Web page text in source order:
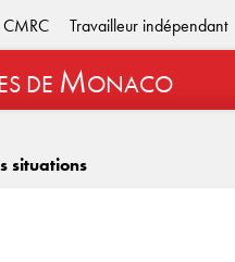
CMRC Travailleur indépendant
DE MONACO
situations